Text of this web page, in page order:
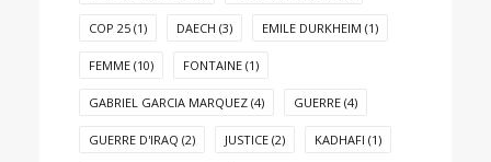
COP 25 (1) DAECH (3) EMILE DURKHEIM (1)
FEMME (10) FONTAINE (1)
GABRIEL GARCIA MARQUEZ (4) GUERRE (4)
GUERRE D'IRAQ (2) JUSTICE (2) KADHAFI (1)